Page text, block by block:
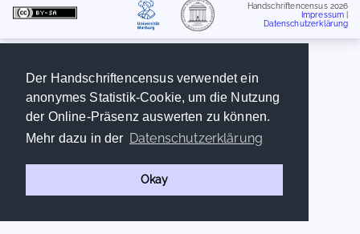
Der Handschriftencensus verwendet ein
anonymes Statistik-Cookie, um die Nutzung
der Online-Präsenz auswerten zu können.
Mehr dazu in der Datenschutzerklärung
Okay
Handschriftencensus 2026
Impressum
Datenschutzerklärung